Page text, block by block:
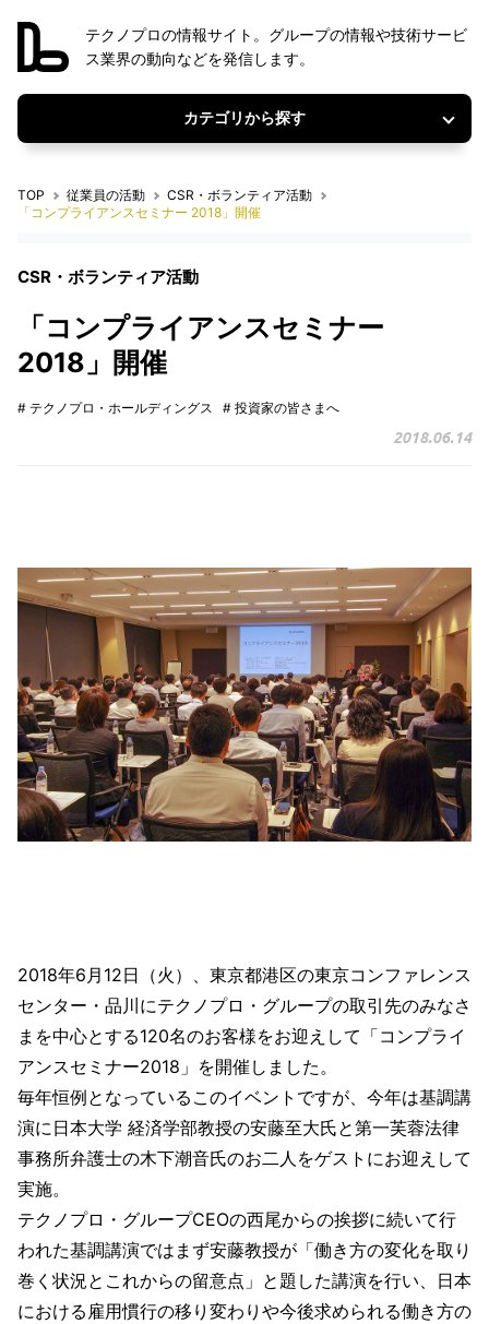
テクノプロの情報サイト。グループの情報や技術サービ
ス業界の動向などを発信します。
カテゴリから探す
TOP 従業員の活動
CSR・ボランティア活動
「コンプライアンスセミナー 2018」開催
CSR・ボランティア活動
「コンプライアンスセミナー
2018」開催
# テクノプロ・ホールディングス # 投資家の皆さまへ
2018.06.14
2018年6月12日（火）、東京都港区の東京コンファレンス
センター・品川にテクノプロ・グループの取引先のみなさ
まを中心とする120名のお客様をお迎えして「コンプライ
アンスセミナー2018」を開催しました。
毎年恒例となっているこのイベントですが、今年は基調講
演に日本大学 経済学部教授の安藤至大氏と第一芙蓉法律
事務所弁護士の木下潮音氏のお二人をゲストにお迎えして
実施。
テクノプロ・グループCEOの西尾からの挨拶に続いて行
われた基調講演ではまず安藤教授が「働き方の変化を取り
巻く状況とこれからの留意点」と題した講演を行い、日本
における雇用慣行の移り変わりや今後求められる働き方の